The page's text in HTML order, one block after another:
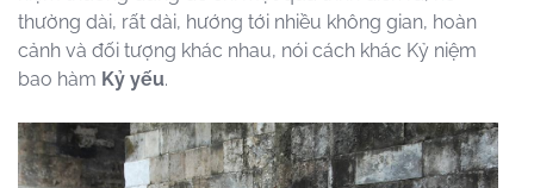
thường dài, rất dài, hướng tới nhiều không gian, hoàn
cảnh và đối tượng khác nhau, nói cách khác Kỷ niệm
bao hàm Kỷ yếu.